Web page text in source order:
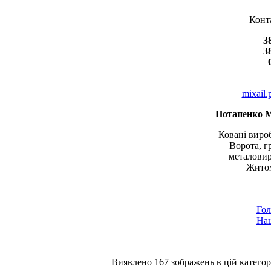
Потапенко
Ковані
Ворота,
Виявлено 167 зображень в цій